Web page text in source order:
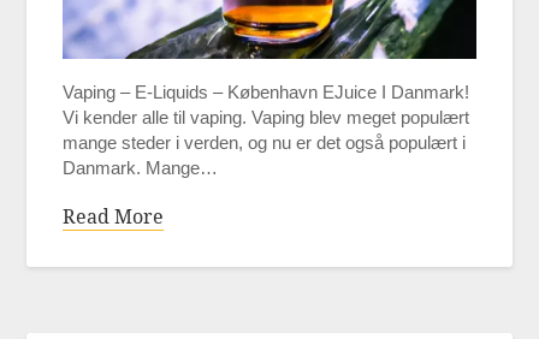
Vaping – E-Liquids – København EJuice I Danmark!
Vi kender alle til vaping. Vaping blev meget populært
mange steder i verden, og nu er det også populært i
Danmark. Mange…
Read More